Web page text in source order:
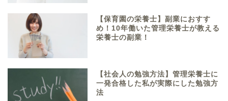
【保育園の栄養士】副業におすす
め！10年働いた管理栄養士が教える
栄養士の副業！
【社会人の勉強方法】管理栄養士に
一発合格した私が実際にした勉強方
法